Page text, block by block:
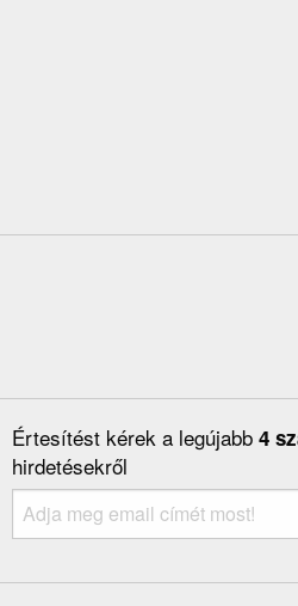
Értesítést kérek a legújabb 4
hirdetésekről